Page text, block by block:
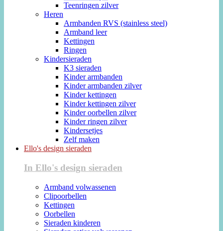
Teenringen zilver
Heren
Armbanden RVS (stainless steel)
Armband leer
Kettingen
Ringen
Kindersieraden
K3 sieraden
Kinder armbanden
Kinder armbanden zilver
Kinder kettingen
Kinder kettingen zilver
Kinder oorbellen zilver
Kinder ringen zilver
Kindersetjes
Zelf maken
Ello's design sieraden
In Ello's design sieraden
Armband volwassenen
Clipoorbellen
Kettingen
Oorbellen
Sieraden kinderen